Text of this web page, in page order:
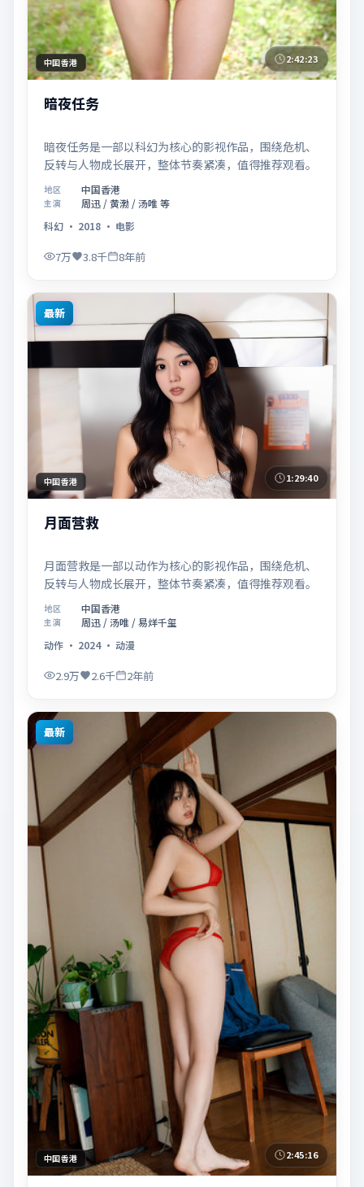
中国香港 2:42:23
暗夜任务
暗夜任务是一部以科幻为核心的影视作品，围绕危机、
反转与人物成长展开，整体节奏紧凑，值得推荐观看。
地区 中国香港
主演
周迅 / 黄渤 / 汤唯 等
科幻 · 2018 · 电影
7万 3.8千 8年前
最新
中国香港 1:29:40
月面营救
月面营救是一部以动作为核心的影视作品，围绕危机、
反转与人物成长展开，整体节奏紧凑，值得推荐观看。
地区 中国香港
主演
周迅 / 汤唯 / 易烊千玺
动作 · 2024· 动漫
2.9万 2.6千 2年前
最新
中国香港 2:45:16